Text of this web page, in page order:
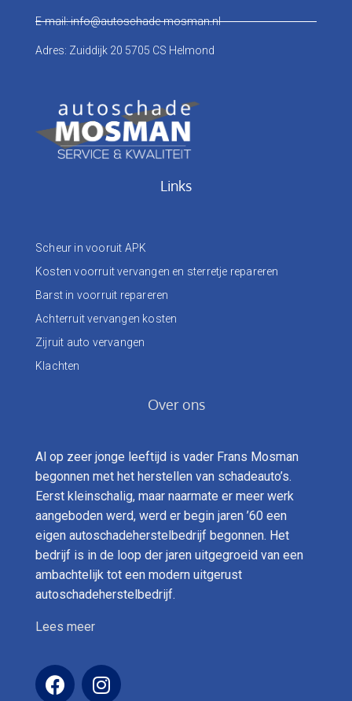
E-mail: info@autoschade-mosman.nl
Adres: Zuiddijk 20 5705 CS Helmond
Links
Scheur in vooruit APK
Kosten voorruit vervangen en sterretje repareren
Barst in voorruit repareren
Achterruit vervangen kosten
Zijruit auto vervangen
Klachten
Over ons
Al op zeer jonge leeftijd is vader Frans Mosman
begonnen met het herstellen van schadeauto’s.
Eerst kleinschalig, maar naarmate er meer werk
aangeboden werd, werd er begin jaren ’60 een
eigen autoschadeherstelbedrijf begonnen. Het
bedrijf is in de loop der jaren uitgegroeid van een
ambachtelijk tot een modern uitgerust
autoschadeherstelbedrijf.
Lees meer